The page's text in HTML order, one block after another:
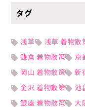
タグ
浅草 浅草 着物散
鎌倉 着物散策
京
岡山 着物散策
新
金沢 着物散策
池
銀座 着物散策
大